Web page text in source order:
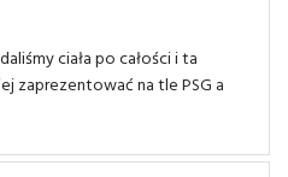
ciała po całości i ta
zaprezentować na tle PSG a